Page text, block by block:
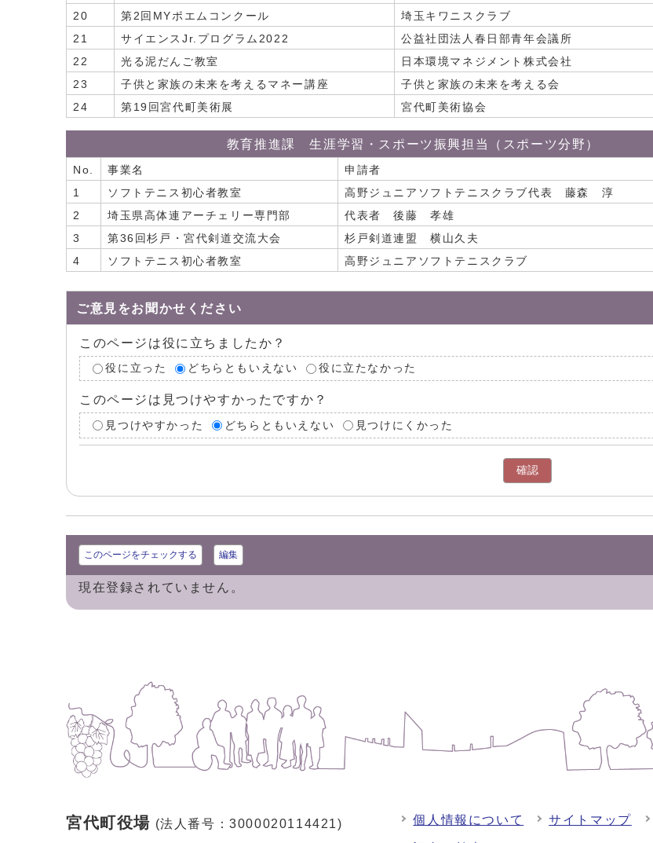
20
第2回MYポエムコンクール 埼玉キワニスクラブ
21
サイエンスJr.プログラム2022 公益社団法人春日部青年会議所
22
光る泥だんご教室 日本環境マネジメント株式会社
23
子供と家族の未来を考えるマネー講座 子供と家族の未来を考える会
24
第19回宮代町美術展 宮代町美術協会
教育推進課 生涯学習・スポーツ振興担当（スポーツ分野）
No. 事業名 申請者
1
ソフトテニス初心者教室 高野ジュニアソフトテニスクラブ代表 藤森 淳
2
埼玉県高体連アーチェリー専門部 代表者 後藤 孝雄
3
第36回杉戸・宮代剣道交流大会 杉戸剣道連盟 横山久夫
4
ソフトテニス初心者教室 高野ジュニアソフトテニスクラブ
ご意見をお聞かせください
このページは役に立ちましたか？
役に立った どちらともいえない 役に立たなかった
このページは見つけやすかったですか？
見つけやすかった どちらともいえない 見つけにくかった
確認
このページをチェックする 編集
現在登録されていません。
宮代町役場 (法人番号：3000020114421) 個人情報について サイトマップ